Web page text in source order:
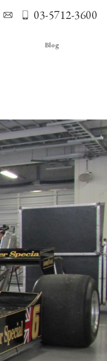
Blog
03-5712-3600